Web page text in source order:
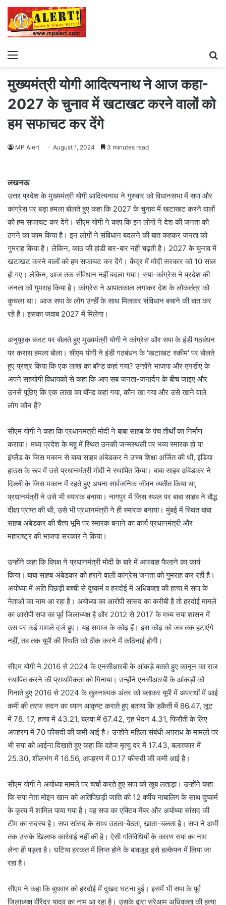
Menu
मुख्यमंत्री योगी आदित्यनाथ ने आज कहा-
2027 के चुनाव में खटाखट करने वालों को
हम सफाचट कर देंगे
MP Alert August 1, 2024 3 minutes read
लखनऊ
उत्तर प्रदेश के मुख्यमंत्री योगी आदित्यनाथ ने गुरुवार को विधानसभा में सपा और
कांग्रेस पर बड़ा हमला बोलते हुए कहा कि 2027 के चुनाव में खटाखट करने वालों
को हम सफाचट कर देंगे। सीएम योगी ने कहा कि इन लोगों ने देश की जनता को
ठगने का काम किया है। इन लोगों ने संविधान बदलने की बात कहकर जनता को
गुमराह किया है। लेकिन, काठ की हांडी बार-बार नहीं चढ़ती है। 2027 के चुनाव में
खटाखट करने वालों को हम सफाचट कर देंगे। केंद्र में मोदी सरकार को 10 साल
हो गए। लेकिन, आज तक संविधान नहीं बदला गया। सपा-कांग्रेस ने प्रदेश की
जनता को गुमराह किया है। कांग्रेस ने आपातकाल लगाकर देश के लोकतंत्र को
कुचला था। आज सपा के लोग उन्हीं के साथ मिलकर संविधान बचाने की बात कर
रहे हैं। इसका जवाब 2027 में मिलेगा।
अनुपूरक बजट पर बोलते हुए मुख्यमंत्री योगी ने कांग्रेस और सपा के इंडी गठबंधन
पर करारा हमला बोला। सीएम योगी ने इंडी गठबंधन के 'खटाखट स्कीम' पर बोलते
हुए प्रश्र किया कि एक लाख का बॉन्ड कहां गया? उन्होंने भाजपा और एनडीए के
अपने सहयोगी विधायकों से कहा कि आप सब जनता-जनार्दन के बीच जाइए और
उनसे पूछिए कि एक लाख का बॉन्ड कहां गया, कौन खा गया और उसे खाने वाले
लोग कौन हैं?
सीएम योगी ने कहा कि प्रधानमंत्री मोदी ने बाबा साहब के पंच तीर्थों का निर्माण
कराया। मध्य प्रदेश के महू में स्थित उनकी जन्मस्थली पर भव्य स्मारक हो या
इंग्लैंड के जिस मकान से बाबा साहब अंबेडकर ने उच्च शिक्षा अर्जित की थी, इंडिया
हाउस के रूप में उसे प्रधानमंत्री मोदी ने स्थापित किया। बाबा साहब अंबेडकर ने
दिल्ली के जिस मकान में रहते हुए अपना सार्वजनिक जीवन व्यतीत किया था,
प्रधानमंत्री ने उसे भी स्मारक बनाया। नागपुर में जिस स्थल पर बाबा साहब ने बौद्ध
दीक्षा प्राप्त की थी, उसे भी प्रधानमंत्री ने ही स्मारक बनाया। मुंबई में स्थित बाबा
साहब अंबेडकर की चैत्य भूमि पर स्मारक बनाने का कार्य प्रधानमंत्री और
महाराष्ट्र की भाजपा सरकार ने किया।
उन्होंने कहा कि विपक्ष ने प्रधानमंत्री मोदी के बारे में अफवाह फैलाने का कार्य
किया। बाबा साहब अंबेडकर को हराने वाली कांग्रेस जनता को गुमराह कर रही है।
अयोध्या में अति पिछड़ी बच्ची से दुष्कर्म व हरदोई में अधिवक्ता की हत्या में सपा के
नेताओं का नाम आ रहा है। अयोध्या का आरोपी सांसद का करीबी है तो हरदोई मामले
का आरोपी सपा का पूर्व जिलाध्यक्ष है और 2012 से 2017 के मध्य सपा शासन में
उस पर कई मामले दर्ज हुए। यह समाज के कोढ़ हैं। इस कोढ़ को जब तक हटाएंगे
नहीं, तब तक यूपी की स्थिति को ठीक करने में कठिनाई होगी।
सीएम योगी ने 2016 से 2024 के एनसीआरबी के आंकड़े बताते हुए कानून का राज
स्थापित करने की प्राथमिकता को गिनाया। उन्होंने एनसीआरबी के आंकड़ों को
गिनाते हुए 2016 से 2024 के तुलनात्मक अंतर को बताकर यूपी में अपराधों में आई
कमी की तरफ सदन का ध्यान आकृष्ट कराते हुए बताया कि डकैती में 86.47, लूट
में 78. 17, हत्या में 43.21, बलवा में 67.42, गृह भेदन 4.31, फिरौती के लिए
अपहरण में 70 फीसदी की कमी आई है। उन्होंने महिला संबंधी अपराध के मामलों पर
भी सपा को आईना दिखाते हुए कहा कि दहेज मृत्यु दर में 17.43, बलात्कार में
25.30, शीलभंग में 16.56, अपहरण में 0.17 फीसदी की कमी आई है।
सीएम योगी ने अयोध्या मामले पर चर्चा करते हुए सपा को खूब लताड़ा। उन्होंने कहा
कि सपा नेता मोइन खान को अतिपिछड़ी जाति की 12 वर्षीय नाबालिग के साथ दुष्कर्म
के कृत्य में शामिल पाया गया है। वह सपा का एक्टिव मेंबर और अयोध्या सांसद की
टीम का सदस्य है। सपा सांसद के साथ उठता-बैठता, खाता-चलता है। सपा ने अभी
तक उसके खिलाफ कार्रवाई नहीं की है। ऐसी गतिविधियों के कारण सपा का नाम
लेना ही पड़ता है। घटिया हरकत में लिप्त होने के बावजूद इसे हल्केपन में लिया जा
रहा है।
सीएम ने कहा कि बुधवार को हरदोई में दुखद घटना हुई। इसमें भी सपा के पूर्व
जिलाध्यक्ष वीरेंद्र यादव का नाम आ रहा है। उसके द्वारा सरेआम अधिवक्ता की हत्या